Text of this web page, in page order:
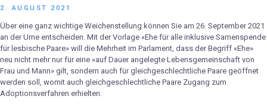
2. AUGUST 2021
Über eine ganz wichtige Weichenstellung können Sie am 26. September 2021
an der Urne entscheiden. Mit der Vorlage «Ehe für alle inklusive Samenspende
für lesbische Paare» will die Mehrheit im Parlament, dass der Begriff «Ehe»
neu nicht mehr nur für eine «auf Dauer angelegte Lebensgemeinschaft von
Frau und Mann» gilt, sondern auch für gleichgeschlechtliche Paare geöffnet
werden soll, womit auch gleichgeschlechtliche Paare Zugang zum
Adoptionsverfahren erhielten.